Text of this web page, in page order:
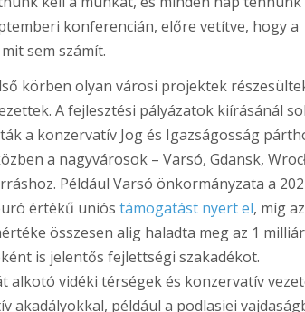
konferencián, előre vetítve, hogy a
sem számít.
körben olyan városi projektek
A fejlesztési pályázatok kiírásánál
a konzervatív Jog és Igazságosság
a nagyvárosok – Varsó, Gdansk,
Például Varsó önkormányzata a
értékű uniós támogatást nyert el, míg az
összesen alig haladta meg az 1
is jelentős fejlettségi szakadékot.
vidéki térségek és konzervatív
például a podlasiei